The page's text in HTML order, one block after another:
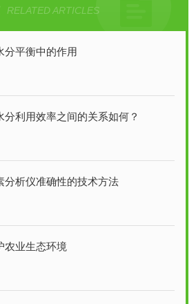
RELATED ARTICLES
分平衡中的作用
分利用效率之间的关系如何？
分析仪准确性的技术方法
农业生态环境